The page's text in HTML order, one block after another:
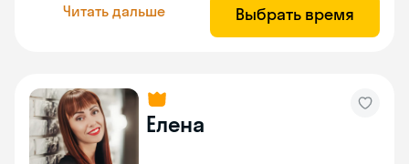
Читать дальше Выбрать время
Елена